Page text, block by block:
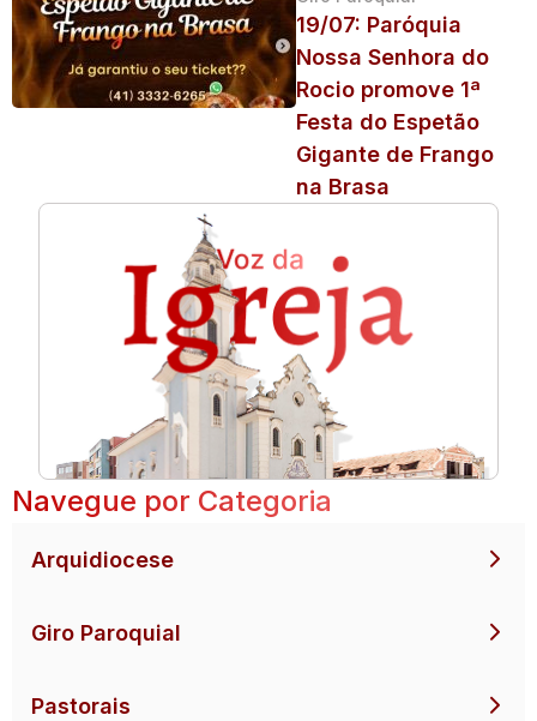
19/07: Paróquia
Nossa Senhora do
Rocio promove 1ª
Festa do Espetão
Gigante de Frango
na Brasa
Navegue por Categoria
Arquidiocese
Giro Paroquial
Pastorais